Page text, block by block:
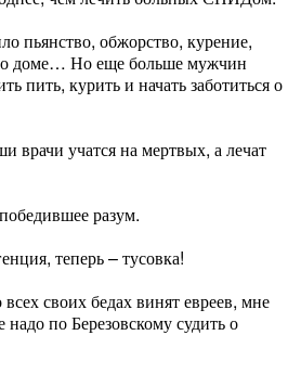
пьянство, обжорство, курение,
о доме… Но еще больше мужчин
пить, курить и начать заботиться о
врачи учатся на мертвых, а лечат
разум.
теперь – тусовка!
своих бедах винят евреев, мне
надо по Березовскому судить о